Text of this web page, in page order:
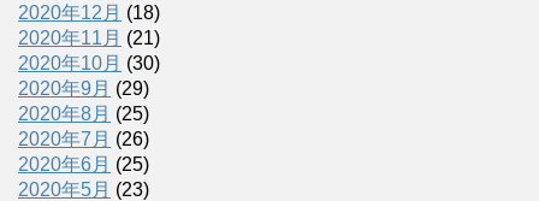
2020年12月 (18)
2020年11月 (21)
2020年10月 (30)
2020年9月 (29)
2020年8月 (25)
2020年7月 (26)
2020年6月 (25)
2020年5月 (23)